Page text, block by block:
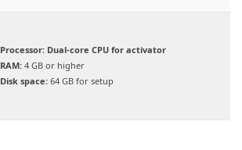
Processor: Dual-core CPU for activator
RAM: 4 GB or higher
Disk space: 64 GB for setup